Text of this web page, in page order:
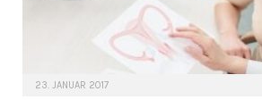
23. JANUAR 2017